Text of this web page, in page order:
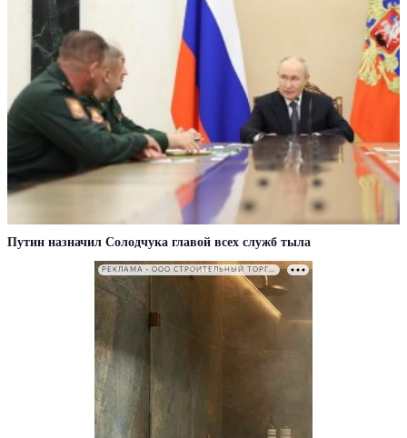
Путин назначил Солодчука главой всех служб тыла
РЕКЛАМА • ООО СТРОИТЕЛЬНЫЙ ТОРГОВЫЙ ДОМ «ПЕТРОВИЧ». ИНН: 7802348846